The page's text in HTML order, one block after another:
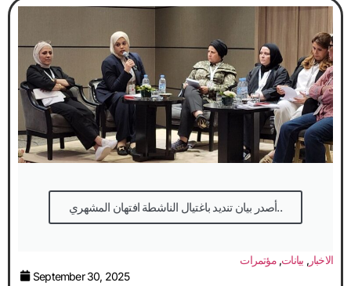
أصدر بيان تنديد باغتيال الناشطة افتهان المشهري..
الاخبار, بيانات,مؤتمرات
September 30, 2025